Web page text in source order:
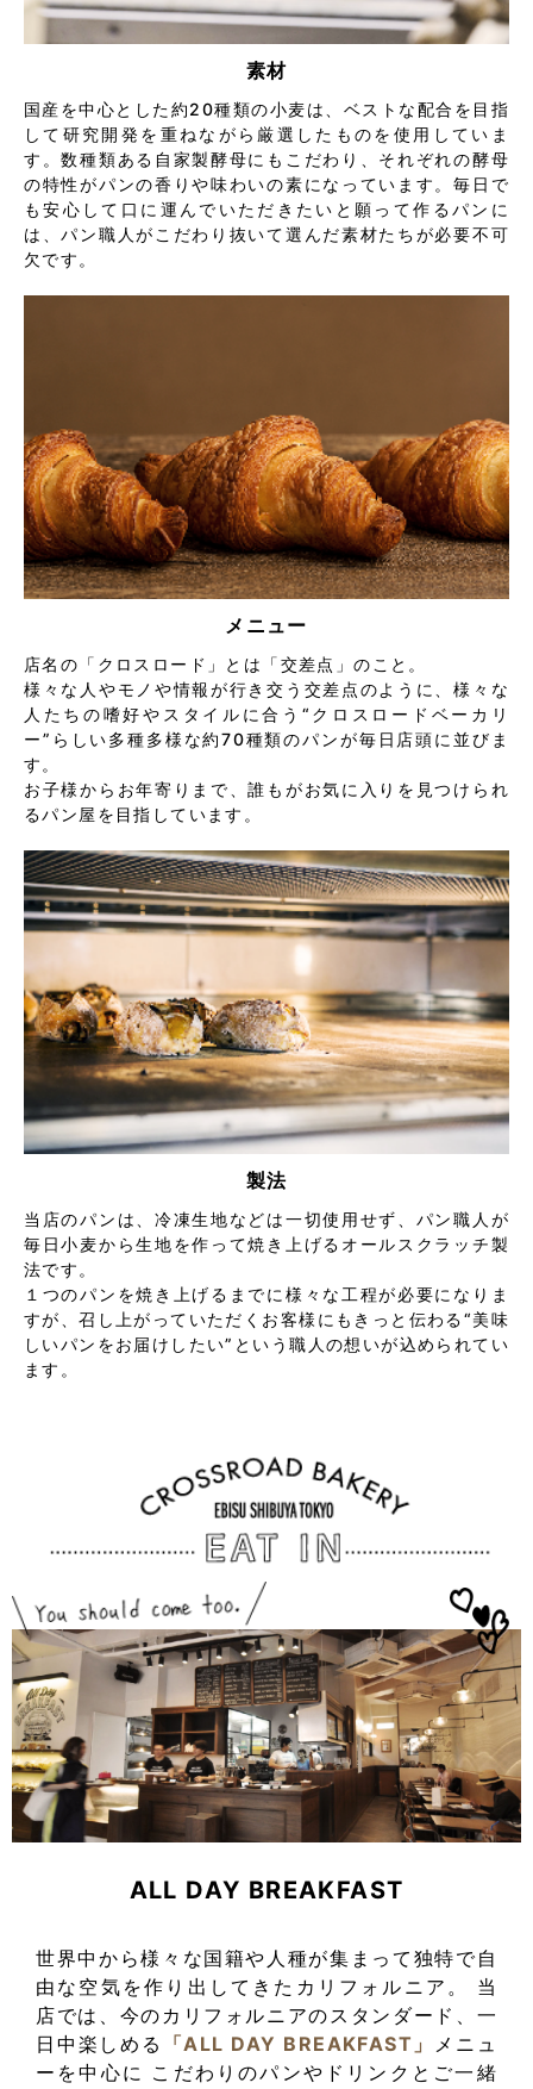
素材
国産を中心とした約20種類の小麦は、ベストな配合を目指
して研究開発を重ねながら厳選したものを使用していま
す。数種類ある自家製酵母にもこだわり、それぞれの酵母
の特性がパンの香りや味わいの素になっています。毎日で
も安心して口に運んでいただきたいと願って作るパンに
は、パン職人がこだわり抜いて選んだ素材たちが必要不可
欠です。
メニュー
店名の「クロスロード」とは「交差点」のこと。
様々な人やモノや情報が行き交う交差点のように、様々な
人たちの嗜好やスタイルに合う“クロスロードベーカリ
ー”らしい多種多様な約70種類のパンが毎日店頭に並びま
す。
お子様からお年寄りまで、誰もがお気に入りを見つけられ
るパン屋を目指しています。
製法
当店のパンは、冷凍生地などは一切使用せず、パン職人が
毎日小麦から生地を作って焼き上げるオールスクラッチ製
法です。
１つのパンを焼き上げるまでに様々な工程が必要になりま
すが、召し上がっていただくお客様にもきっと伝わる“美味
しいパンをお届けしたい”という職人の想いが込められてい
ます。
ALL DAY BREAKFAST
世界中から様々な国籍や人種が集まって独特で自
由な空気を作り出してきたカリフォルニア。
当
店では、今のカリフォルニアのスタンダード、一
日中楽しめる
「ALL DAY BREAKFAST」 メニュ
ーを中心に こだわりのパンやドリンクとご一緒